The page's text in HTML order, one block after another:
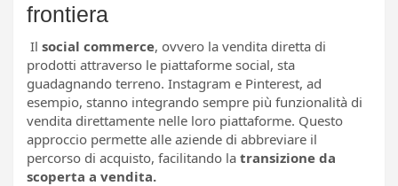
frontiera
Il social commerce, ovvero la vendita diretta di
prodotti attraverso le piattaforme social, sta
guadagnando terreno. Instagram e Pinterest, ad
esempio, stanno integrando sempre più funzionalità di
vendita direttamente nelle loro piattaforme. Questo
approccio permette alle aziende di abbreviare il
percorso di acquisto, facilitando la transizione da
scoperta a vendita.